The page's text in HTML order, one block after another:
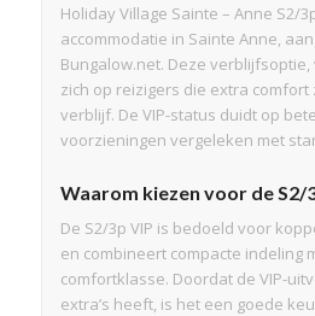
Holiday Village Sainte – Anne S2/
accommodatie in Sainte Anne,
Bungalow.net. Deze verblijfsoptie,
zich op reizigers die extra
verblijf. De VIP-status duidt op
voorzieningen vergeleken met
Waarom kiezen voor de S2/
De S2/3p VIP is bedoeld voor
en combineert compacte indeling
comfortklasse. Doordat de VIP-
extra’s heeft, is het een goede